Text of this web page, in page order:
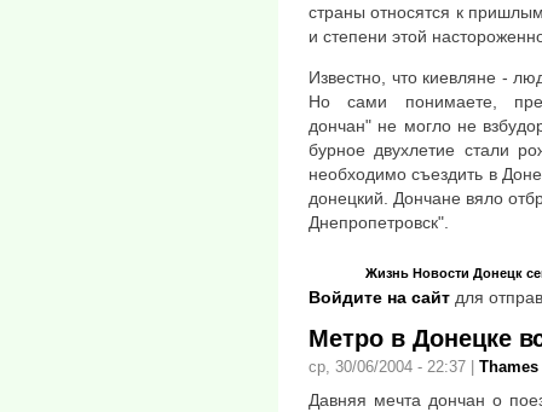
страны относятся к
и степени этой
Известно, что киевляне -
Но сами понимаете,
дончан" не могло не
бурное двухлетие стали
необходимо съездить в
донецкий. Дончане вяло
Днепропетровск".
Жизнь Новости Донецк
Войдите на сайт для
Метро в Донецке
ср, 30/06/2004 - 22:37 Thames
Давняя мечта дончан о